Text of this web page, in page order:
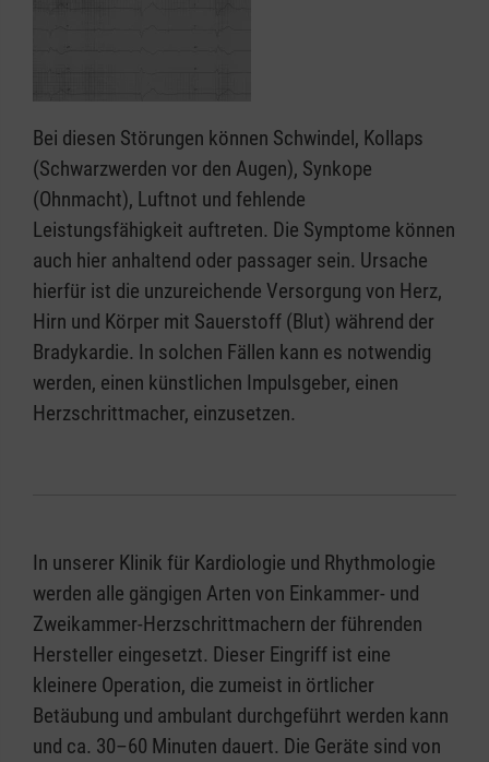
Bei diesen Störungen können Schwindel, Kollaps
(Schwarzwerden vor den Augen), Synkope
(Ohnmacht), Luftnot und fehlende
Leistungsfähigkeit auftreten. Die Symptome können
auch hier anhaltend oder passager sein. Ursache
hierfür ist die unzureichende Versorgung von Herz,
Hirn und Körper mit Sauerstoff (Blut) während der
Bradykardie. In solchen Fällen kann es notwendig
werden, einen künstlichen Impulsgeber, einen
Herzschrittmacher, einzusetzen.
In unserer Klinik für Kardiologie und Rhythmologie
werden alle gängigen Arten von Einkammer- und
Zweikammer-Herzschrittmachern der führenden
Hersteller eingesetzt. Dieser Eingriff ist eine
kleinere Operation, die zumeist in örtlicher
Betäubung und ambulant durchgeführt werden kann
und ca. 30–60 Minuten dauert. Die Geräte sind von